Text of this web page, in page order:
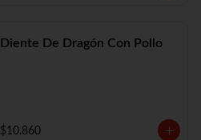
Diente De Dragón Con Pollo
$10.860